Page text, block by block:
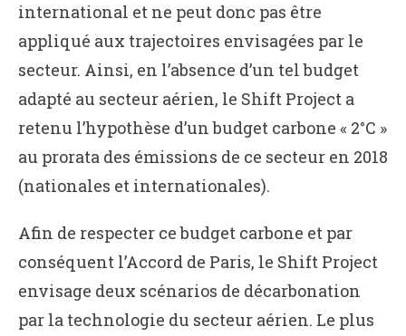
international et ne peut donc pas être
appliqué aux trajectoires envisagées par le
secteur. Ainsi, en l’absence d’un tel budget
adapté au secteur aérien, le Shift Project a
retenu l’hypothèse d’un budget carbone « 2°C »
au prorata des émissions de ce secteur en 2018
(nationales et internationales).
Afin de respecter ce budget carbone et par
conséquent l’Accord de Paris, le Shift Project
envisage deux scénarios de décarbonation
par la technologie du secteur aérien. Le plus